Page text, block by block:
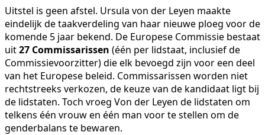
Uitstel is geen afstel. Ursula von der Leyen maakte
eindelijk de taakverdeling van haar nieuwe ploeg voor de
komende 5 jaar bekend. De Europese Commissie bestaat
uit27 Commissarissen (één per lidstaat, inclusief de
Commissievoorzitter) die elk bevoegd zijn voor een deel
van het Europese beleid. Commissarissen worden niet
rechtstreeks verkozen, de keuze van de kandidaat ligt bij
de lidstaten. Toch vroeg Von der Leyen de lidstaten om
telkens één vrouw en één man voor te stellen om de
genderbalans te bewaren.